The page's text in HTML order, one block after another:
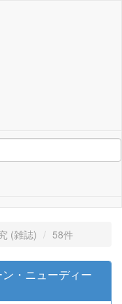
(雑誌) 58件
・ニューディー